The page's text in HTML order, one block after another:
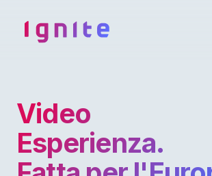
Ignite • Video Experience Cloud
Video
Esperienza.